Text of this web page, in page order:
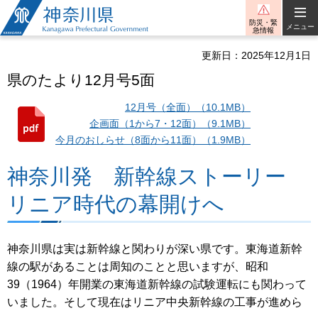
神奈川県
防災・緊
急情報
メニュー
更新日：2025年12月1日
県のたより12月号5面
12月号（全面）（10.1MB）
企画面（1から7・12面）（9.1MB）
今月のおしらせ（8面から11面）（1.9MB）
神奈川発 新幹線ストーリー
リニア時代の幕開けへ
神奈川県は実は新幹線と関わりが深い県です。東海道新幹
線の駅があることは周知のことと思いますが、昭和
39（1964）年開業の東海道新幹線の試験運転にも関わって
いました。そして現在はリニア中央新幹線の工事が進めら